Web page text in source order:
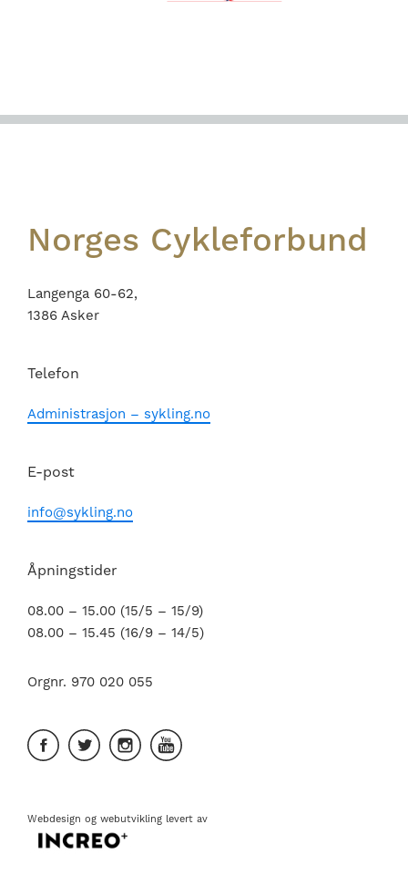
Footer
Norges Cykleforbund
Langenga 60-62,
1386 Asker
Telefon
Administrasjon – sykling.no
E-post
info@sykling.no
Åpningstider
08.00 – 15.00 (15/5 – 15/9)
08.00 – 15.45 (16/9 – 14/5)
Orgnr. 970 020 055
Webdesign og webutvikling levert av